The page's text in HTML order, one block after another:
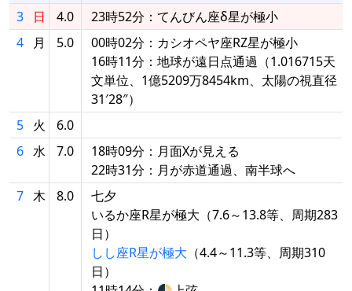
3
日 4.0
23時52分：てんびん座δ星が極小
4
月 5.0
00時02分：カシオペヤ座RZ星が極小
16時11分：地球が遠日点通過（1.016715天
文単位、1億5209万8454km、太陽の視直径
31′28″）
5
火
6.0
6 水 7.0
18時09分：月面Xが見える
22時31分：月が赤道通過、南半球へ
7 木 8.0
七夕
いるか座R星が極大（7.6～13.8等、周期283
日）
しし座R星が極大 （4.4～11.3等、周期310
日）